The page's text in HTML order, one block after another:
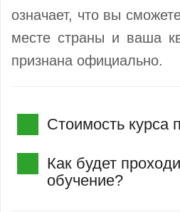
означает, что вы
месте страны и ваша
признана официально.
Стоимость курса
Как будет
обучение?